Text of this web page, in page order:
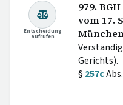
Entscheidung
aufrufen
979.
vom 17.
Gerichts).
§ 257c